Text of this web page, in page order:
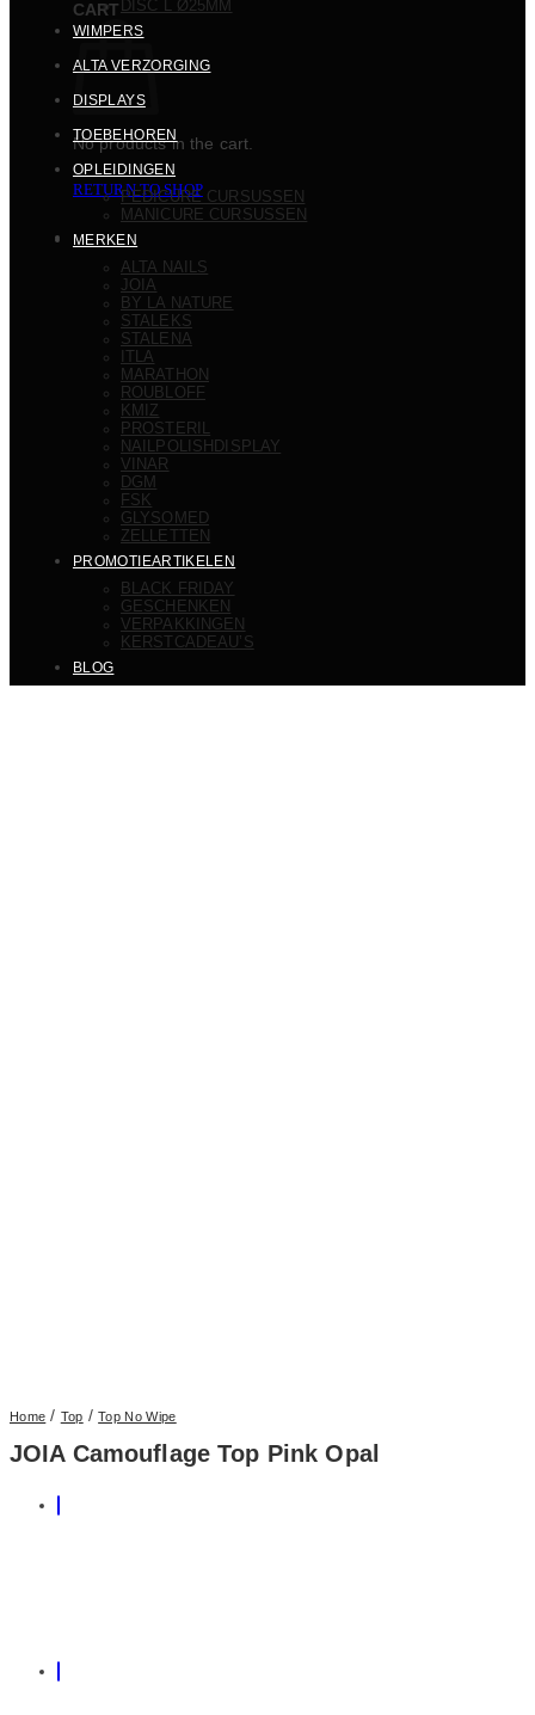
CART
No products in the cart.
RETURN TO SHOP
DISC L Ø25MM
WIMPERS
ALTA VERZORGING
DISPLAYS
TOEBEHOREN
OPLEIDINGEN
PEDICURE CURSUSSEN
MANICURE CURSUSSEN
MERKEN
ALTA NAILS
JOIA
BY LA NATURE
STALEKS
STALENA
ITLA
MARATHON
ROUBLOFF
KMIZ
PROSTERIL
NAILPOLISHDISPLAY
VINAR
DGM
FSK
GLYSOMED
ZELLETTEN
PROMOTIEARTIKELEN
BLACK FRIDAY
GESCHENKEN
VERPAKKINGEN
KERSTCADEAU’S
BLOG
Home / Top / Top No Wipe
JOIA Camouflage Top Pink Opal